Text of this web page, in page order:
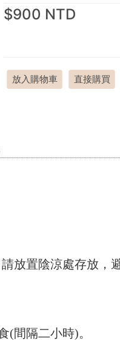
$900 NTD
放入購物車 直接購買
放置陰涼處存放，
(間隔二小時)。